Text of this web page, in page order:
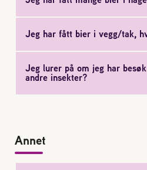
Jeg har fått bier i vegg/tak,
Jeg lurer på om jeg har
andre insekter?
Annet